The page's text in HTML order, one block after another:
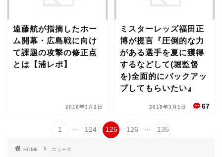
遠藤航が指摘したホー
ム開幕・広島戦に向け
て課題の攻撃の修正点
とは【浦レポ】
2018年3月2日
ミスターレッズ福田正
博が提言『圧倒的な力
がある選手を夏に獲得
するなどして(堀監督
を)全面的にバックアッ
プしてもらいたい』
2018年3月1日 67
1 ... 124 125 126 ... 135
HOME ニュース